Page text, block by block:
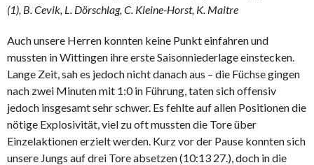
(1), B. Cevik, L. Dörschlag, C. Kleine-Horst, K. Maitre
Auch unsere Herren konnten keine Punkt einfahren und
mussten in Wittingen ihre erste Saisonniederlage einstecken.
Lange Zeit, sah es jedoch nicht danach aus – die Füchse gingen
nach zwei Minuten mit 1:0 in Führung, taten sich offensiv
jedoch insgesamt sehr schwer. Es fehlte auf allen Positionen die
nötige Explosivität, viel zu oft mussten die Tore über
Einzelaktionen erzielt werden. Kurz vor der Pause konnten sich
unsere Jungs auf drei Tore absetzen (10:13 27.), doch in die